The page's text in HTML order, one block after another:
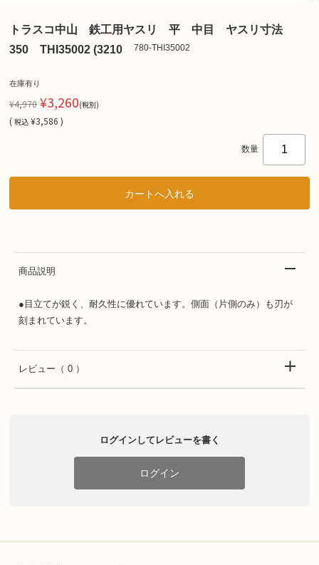
トラスコ中山 鉄工用ヤスリ 平 中目 ヤスリ寸法
350 THI35002 (3210
780-THI35002
在庫有り
¥4,970 ¥3,260(税別)
( 税込 ¥3,586 )
数量
商品説明
●目立てが鋭く、耐久性に優れています。側面（片側のみ）も刃が
刻まれています。
レビュー （ 0 ）
ログインしてレビューを書く
ログイン